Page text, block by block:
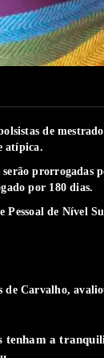
de
atípica.
prorrogadas
por 180 dias.
Pessoal de Nível
Carvalho,
tenham a